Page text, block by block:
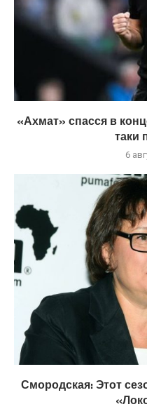
«Ахмат» спасся в
таки
6
Смородская: Этот